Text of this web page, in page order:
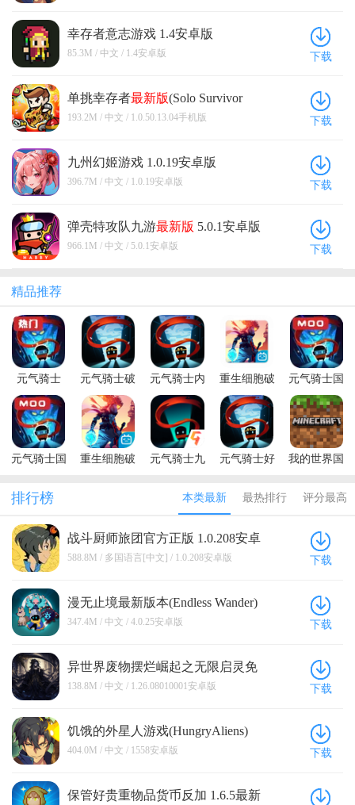
幸存者意志游戏 1.4安卓版
85.3M / 中文 / 1.4安卓版 下载
单挑幸存者最新版(Solo Survivor
Rogue Adventure) 1.0.50.13.04手机版
193.2M / 中文 / 1.0.50.13.04手机版 下载
九州幻姬游戏 1.0.19安卓版
396.7M / 中文 / 1.0.19安卓版 下载
弹壳特攻队九游最新版 5.0.1安卓版
966.1M / 中文 / 5.0.1安卓版 下载
精品推荐
元气骑士
2026破解版
池鸳
元气骑士破
解版全无限
最新版本
元气骑士内
购破解版
重生细胞破
解版永久免
费中文最新
版
元气骑士国
际服破解版
内置修改器
(Soul
Knight)
元气骑士国
版(Soul
Knight)
重生细胞破
元气骑士九
版池鸳
元气骑士好
版
我的世界国
版
排行榜 本类最新 最热排行 评分最高
战斗厨师旅团官方正版 1.0.208安卓
版
588.8M / 多国语言[中文] / 1.0.208安卓版 下载
漫无止境最新版本(Endless Wander)
4.0.25安卓版
347.4M / 中文 / 4.0.25安卓版 下载
异世界废物摆烂崛起之无限启灵免
广告版 1.26.08010001安卓版
138.8M / 中文 / 1.26.08010001安卓版 下载
饥饿的外星人游戏(HungryAliens)
1558安卓版
404.0M / 中文 / 1558安卓版 下载
保管好贵重物品货币反加 1.6.5最新